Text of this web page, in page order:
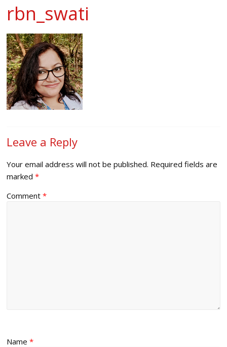
rbn_swati
Leave a Reply
Your email address will not be published. Required fields are
marked*
Comment*
Name*